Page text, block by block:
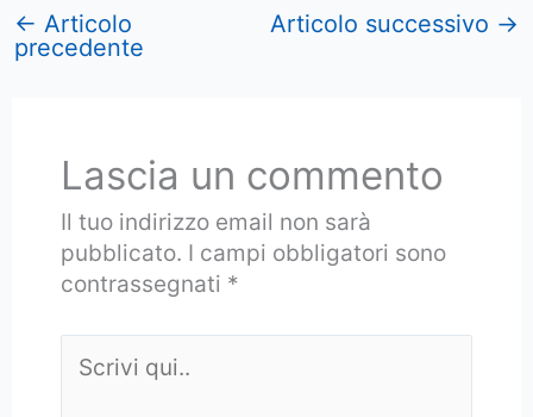
← Articolo
precedente
Articolo successivo →
Lascia un commento
Il tuo indirizzo email non sarà
pubblicato. I campi obbligatori sono
contrassegnati *
qui..